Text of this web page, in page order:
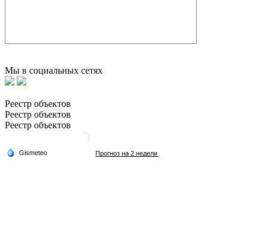
Мы в социальных сетях
Реестр объектов
Реестр объектов
Реестр объектов